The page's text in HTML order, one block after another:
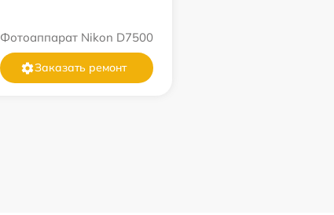
Фотоаппарат Nikon D7500
Заказать ремонт